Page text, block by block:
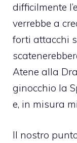
difficilmente
verrebbe a
forti attacchi
Atene alla
ginocchio la
e, in misura
Il nostro